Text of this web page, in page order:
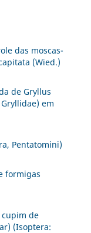
das moscas-
(Wied.)
de Gryllus
em
Pentatomini)
formigas
de
(Isoptera: